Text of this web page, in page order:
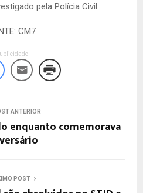
pela Polícia Civil.
CM7
ANTERIOR
enquanto comemorava
POST